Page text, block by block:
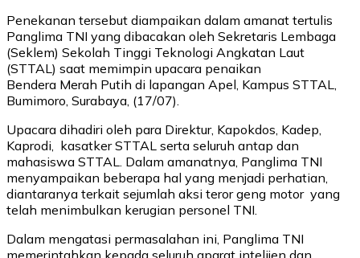
Penekanan tersebut diampaikan dalam amanat tertulis
Panglima TNI yang dibacakan oleh Sekretaris Lembaga
(Seklem) Sekolah Tinggi Teknologi Angkatan Laut
(STTAL) saat memimpin upacara penaikan
Bendera Merah Putih di lapangan Apel, Kampus STTAL,
Bumimoro, Surabaya, (17/07).
Upacara dihadiri oleh para Direktur, Kapokdos, Kadep,
Kaprodi, kasatker STTAL serta seluruh antap dan
mahasiswa STTAL. Dalam amanatnya, Panglima TNI
menyampaikan beberapa hal yang menjadi perhatian,
diantaranya terkait sejumlah aksi teror geng motor yang
telah menimbulkan kerugian personel TNI.
Dalam mengatasi permasalahan ini, Panglima TNI
memerintahkan kepada seluruh aparat intelijen dan